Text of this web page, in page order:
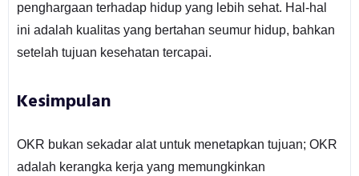
penghargaan terhadap hidup yang lebih sehat. Hal-hal
ini adalah kualitas yang bertahan seumur hidup, bahkan
setelah tujuan kesehatan tercapai.
Kesimpulan
OKR bukan sekadar alat untuk menetapkan tujuan; OKR
adalah kerangka kerja yang memungkinkan